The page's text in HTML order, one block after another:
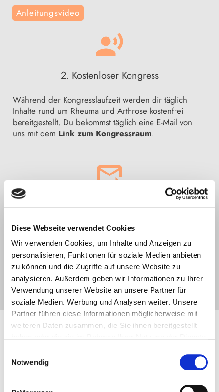
Diese Webseite verwendet Cookies
Wir verwenden Cookies, um Inhalte und Anzeigen zu
personalisieren, Funktionen für soziale Medien anbieten
zu können und die Zugriffe auf unsere Website zu
analysieren. Außerdem geben wir Informationen zu Ihrer
Verwendung unserer Website an unsere Partner für
soziale Medien, Werbung und Analysen weiter. Unsere
Partner führen diese Informationen möglicherweise mit
weiteren Daten zusammen, die Sie ihnen bereitgestellt
Einstellungen widerrufen oder ändern:
. Es befindet sich auch ein Link in der
Fußzeile zu den Einstellungen der Cookies um diese
Notwendig
Anleitungsvideo
2. Kostenloser Kongress
Während der Kongresslaufzeit werden dir täglich
Inhalte rund um Rheuma und Arthrose kostenfrei
bereitgestellt. Du bekommst täglich eine E-Mail von
uns mit dem Link zum Kongressraum.
3. Du möchtest mehr?
Möchtest du über den Kongresszeitraum hinaus
lebenslangen Zugriff auf die Kongress-Inhalte und
zahlreiche Boni haben, dann kannst du dir den
Premium-Zugangsichern.
Experteninterviews erwarten dich